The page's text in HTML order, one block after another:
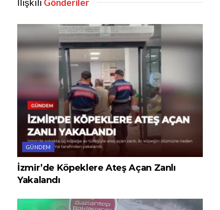
İlişkili Gönderiler
GÜNDEM
İzmir’de Köpeklere Ateş Açan Zanlı
Yakalandı